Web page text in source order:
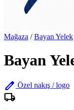
Mağaza / Bayan Yelek
Bayan
edit Özel nakış / logo
local_shipping